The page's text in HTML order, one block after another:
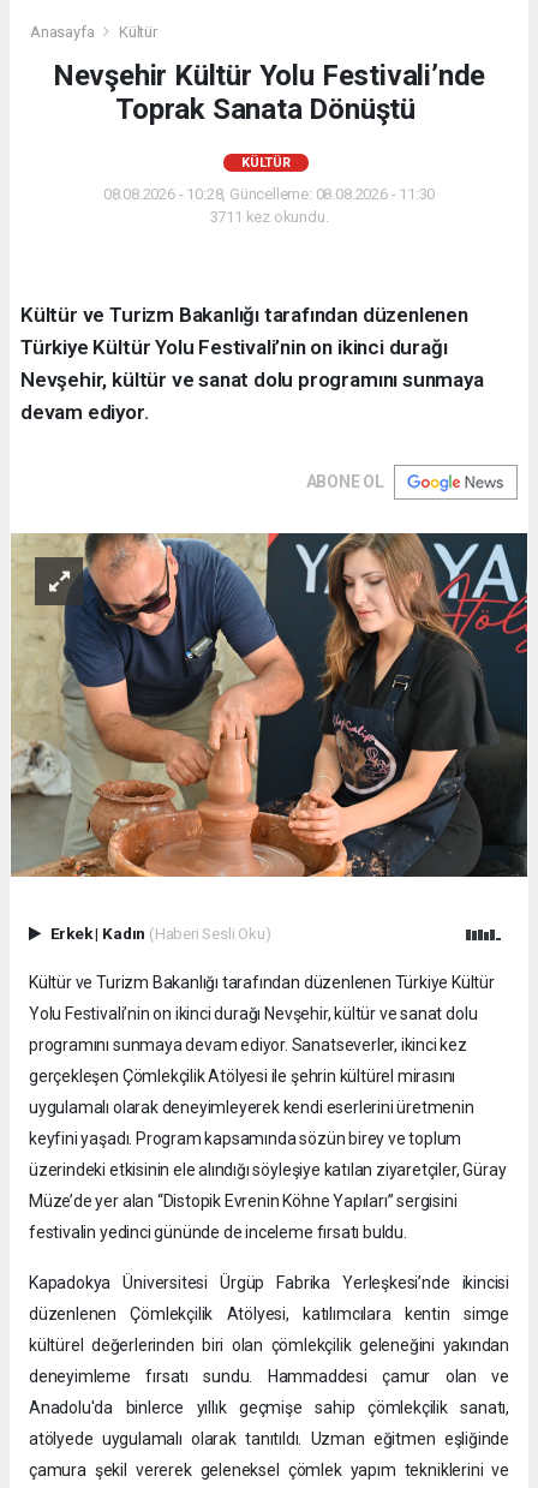
Anasayfa Kültür
Nevşehir Kültür Yolu Festivali’nde
Toprak Sanata Dönüştü
KÜLTÜR
08.08.2026 - 10:28, Güncelleme: 08.08.2026 - 11:30
3711 kez okundu.
Kültür ve Turizm Bakanlığı tarafından düzenlenen
Türkiye Kültür Yolu Festivali’nin on ikinci durağı
Nevşehir, kültür ve sanat dolu programını sunmaya
devam ediyor.
ABONE OL
Erkek| Kadın (Haberi Sesli Oku)
Kültür ve Turizm Bakanlığı tarafından düzenlenen Türkiye Kültür
Yolu Festivali’nin on ikinci durağı Nevşehir, kültür ve sanat dolu
programını sunmaya devam ediyor. Sanatseverler, ikinci kez
gerçekleşen Çömlekçilik Atölyesi ile şehrin kültürel mirasını
uygulamalı olarak deneyimleyerek kendi eserlerini üretmenin
keyfini yaşadı. Program kapsamında sözün birey ve toplum
üzerindeki etkisinin ele alındığı söyleşiye katılan ziyaretçiler, Güray
Müze’de yer alan “Distopik Evrenin Köhne Yapıları” sergisini
festivalin yedinci gününde de inceleme fırsatı buldu.
Kapadokya Üniversitesi Ürgüp Fabrika Yerleşkesi’nde ikincisi
düzenlenen Çömlekçilik Atölyesi, katılımcılara kentin simge
kültürel değerlerinden biri olan çömlekçilik geleneğini yakından
deneyimleme fırsatı sundu. Hammaddesi çamur olan ve
Anadolu'da binlerce yıllık geçmişe sahip çömlekçilik sanatı,
atölyede uygulamalı olarak tanıtıldı. Uzman eğitmen eşliğinde
çamura şekil vererek geleneksel çömlek yapım tekniklerini ve